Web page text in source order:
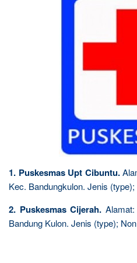
1. Puskesmas Upt Cibuntu.
Kec. Bandungkulon. Jenis
2. Puskesmas Cijerah.
Bandung Kulon. Jenis (type);